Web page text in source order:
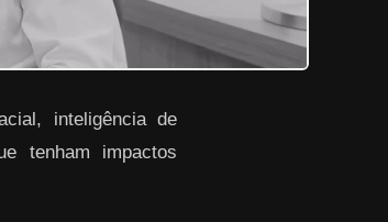
inteligência de
tenham impactos